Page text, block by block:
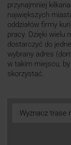
przynajmniej
największych
oddziałów firmy
pracy. Dzięki wielu
dostarczyć do
wybrany adres
w takim miejscu,
skorzystać.
Wyznacz trase